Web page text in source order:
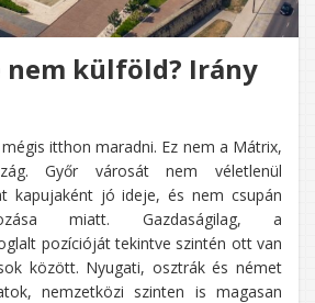
nem külföld? Irány
itthon maradni. Ez nem a Mátrix,
Győr városát nem véletlenül
kapujaként jó ideje, és nem csupán
miatt. Gazdaságilag, a
pozícióját tekintve szintén ott van
között. Nyugati, osztrák és német
nemzetközi szinten is magasan